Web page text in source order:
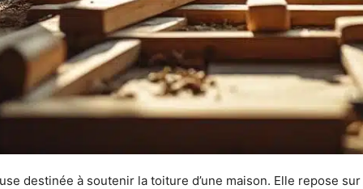
destinée à soutenir la toiture d’une maison. Elle repose